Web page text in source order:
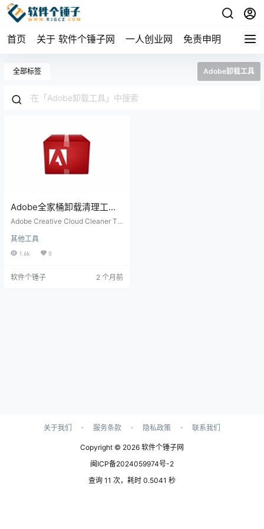
首页 关于 软件个锤子网 一人创业网 免责申明
全部标签 Adobe卸载工具
Adobe全家桶卸载清理工具
Adobe Creative Cloud
软件个锤子 | R5011
Adobe Creative Cloud Cleaner To
具，可彻底清除Photoshop、Premi
ere等Adobe软件的残留文件和注册
aner Tool 运行界面截图 这事你可能
其他工具
1.6k 0
软件个锤子 2 个月前
关于我们 · 服务条款 · 隐私政策 · 联系我们
Copyright © 2026 软件个锤子网
闽ICP备2024059974号-2
查询 11 次，耗时 0.5041 秒